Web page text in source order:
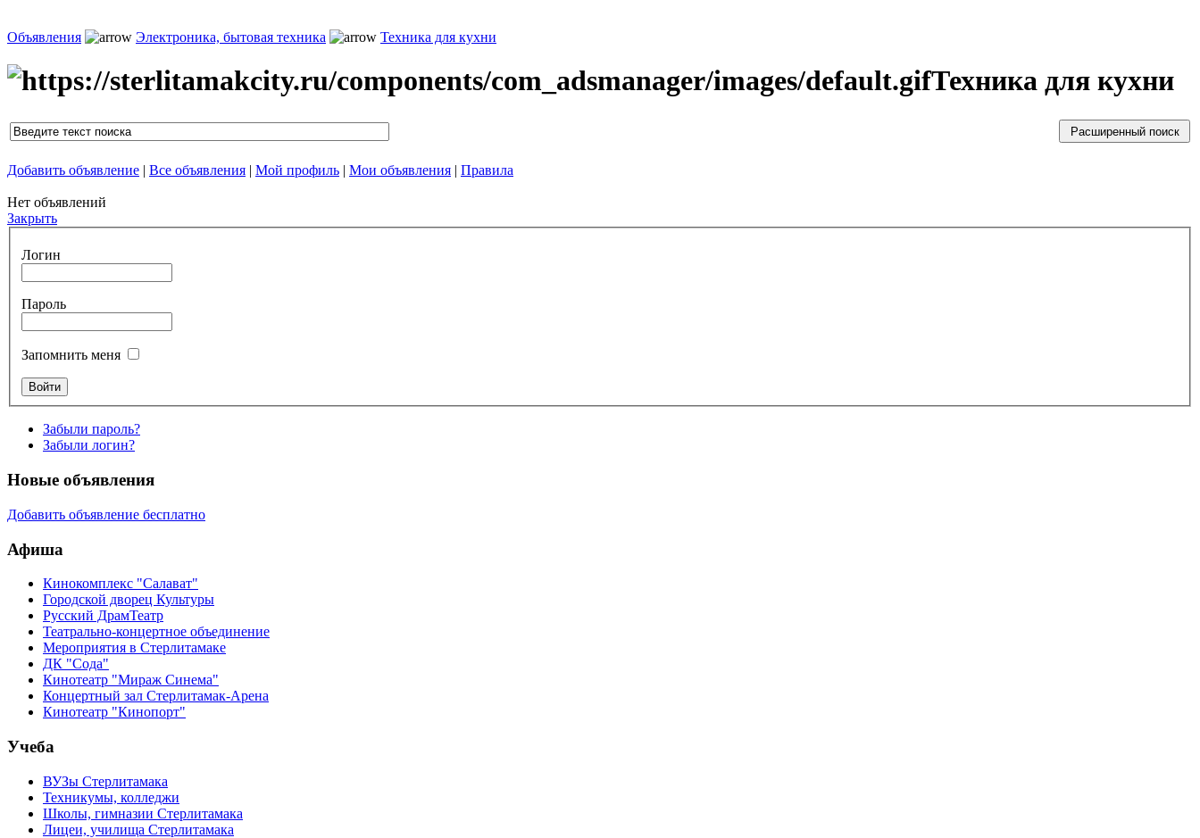
Объявления Электроника, бытовая техника Техника для кухни
Техника для кухни
Добавить объявление | Все объявления | Мой профиль | Мои объявления | Правила
Нет объявлений
Закрыть
Логин
Пароль
Запомнить меня
Забыли пароль?
Забыли логин?
Новые объявления
Добавить объявление бесплатно
Афиша
Кинокомплекс "Салават"
Городской дворец Культуры
Русский ДрамТеатр
Театрально-концертное объединение
Мероприятия в Стерлитамаке
ДК "Сода"
Кинотеатр "Мираж Синема"
Концертный зал Стерлитамак-Арена
Кинотеатр "Кинопорт"
Учеба
ВУЗы Стерлитамака
Техникумы, колледжи
Школы, гимназии Стерлитамака
Лицеи, училища Стерлитамака